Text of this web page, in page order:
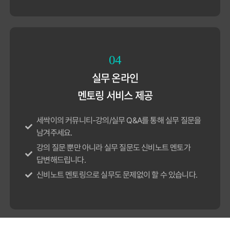
04
실무 온라인
멘토링 서비스 제공
세싹이의 커뮤니티-강의/실무 Q&A를 통해 실무 질문을
남겨주세요.
강의 질문 뿐만 아니라 실무 질문도 신비노트 멘토가
답변해드립니다.
신비노트 멘토링으로 실무도 문제없이 할 수 있습니다.